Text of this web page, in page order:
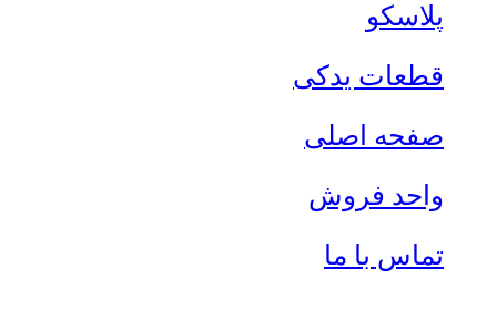
پلاسکو
قطعات یدکی
صفحه اصلی
واحد فروش
تماس با ما